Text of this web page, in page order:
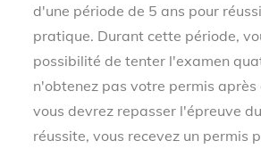
d'une période de 5 ans pour
pratique. Durant cette période,
possibilité de tenter l'examen
n'obtenez pas votre permis
vous devrez repasser l'épreuve
réussite, vous recevez un permis